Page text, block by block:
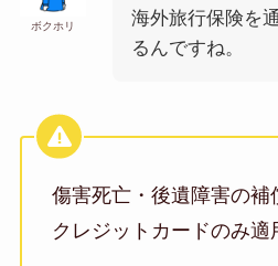
ボクホリ
海外旅行保険を
るんですね。
傷害死亡・後遺障害の補
クレジットカードのみ適